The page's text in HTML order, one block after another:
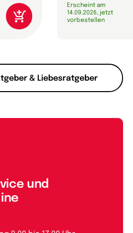
& Liebesratgeber
Erscheint am
14.09.2026, jetzt
vorbestellen
und